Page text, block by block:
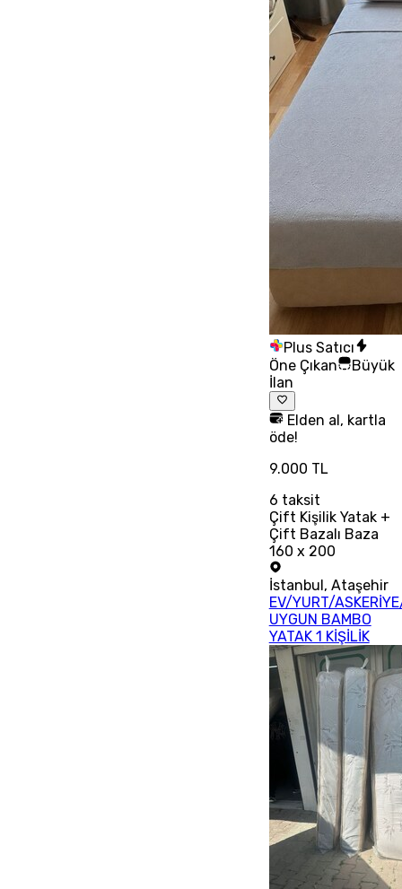
Plus Satıcı
Öne Çıkan
Büyük
İlan
Elden al, kartla
öde!
9.000 TL
6 taksit
Çift Kişilik Yatak +
Çift Bazalı Baza
160 x 200
İstanbul , Ataşehir
EV/YURT/
UYGUN BAMBO
YATAK 1 KİŞİLİK